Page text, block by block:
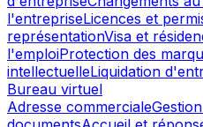
l'entrepriseLicences et
représentationVisa et
l'emploiProtection des
intellectuelleLiquidation
Bureau virtuel
Adresse commerciale